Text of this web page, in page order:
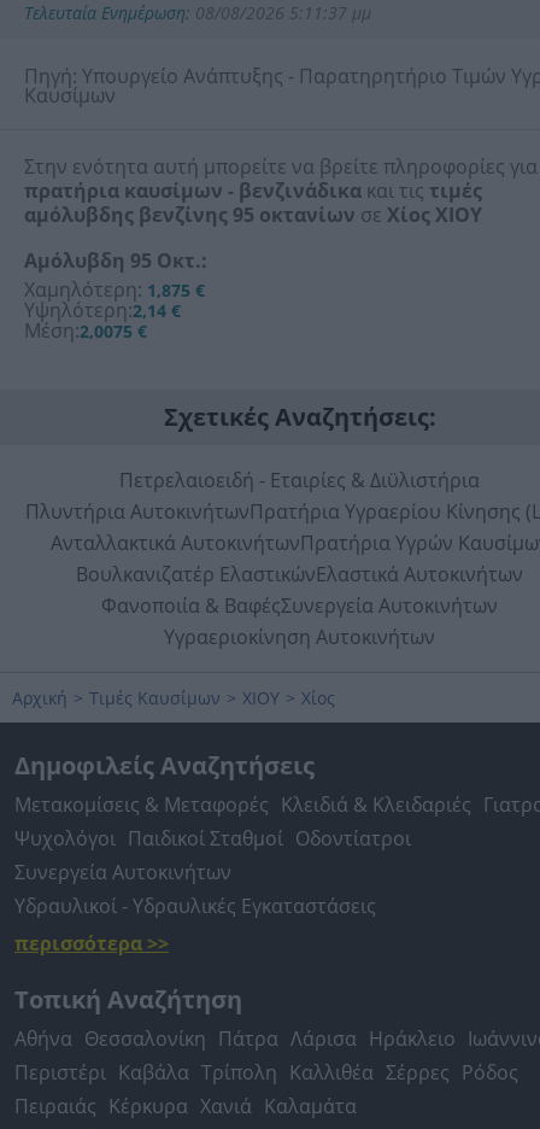
Τελευταία Ενημέρωση: 08/08/2026 5:11:37 μμ
Πηγή: Υπουργείο Ανάπτυξης - Παρατηρητήριο Τιμών
Καυσίμων
Στην ενότητα αυτή μπορείτε να βρείτε πληροφορίες
πρατήρια καυσίμων - βενζινάδικα και τις τιμές
αμόλυβδης βενζίνης 95 οκτανίων σε Χίος ΧΙΟΥ
Αμόλυβδη 95 Οκτ.:
Χαμηλότερη: 1,875 €
Υψηλότερη:2,14 €
Μέση:2,0075 €
Σχετικές Αναζητήσεις:
Πετρελαιοειδή - Εταιρίες & Διϋλιστήρια
Πλυντήρια ΑυτοκινήτωνΠρατήρια Υγραερίου Κίνησης
Ανταλλακτικά ΑυτοκινήτωνΠρατήρια Υγρών
Βουλκανιζατέρ ΕλαστικώνΕλαστικά Αυτοκινήτων
Φανοποιία & ΒαφέςΣυνεργεία Αυτοκινήτων
Υγραεριοκίνηση Αυτοκινήτων
Αρχική > Τιμές Καυσίμων > ΧΙΟΥ > Χίος
Δημοφιλείς Αναζητήσεις
Μετακομίσεις & Μεταφορές Κλειδιά & Κλειδαριές
Ψυχολόγοι Παιδικοί Σταθμοί Οδοντίατροι
Συνεργεία Αυτοκινήτων
Υδραυλικοί - Υδραυλικές Εγκαταστάσεις
περισσότερα >>
Τοπική Αναζήτηση
Αθήνα Θεσσαλονίκη Πάτρα Λάρισα Ηράκλειο
Περιστέρι Καβάλα Τρίπολη Καλλιθέα Σέρρες Ρόδος
Πειραιάς Κέρκυρα Χανιά Καλαμάτα